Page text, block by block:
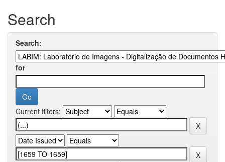
Search
Search:
for
Current filters: